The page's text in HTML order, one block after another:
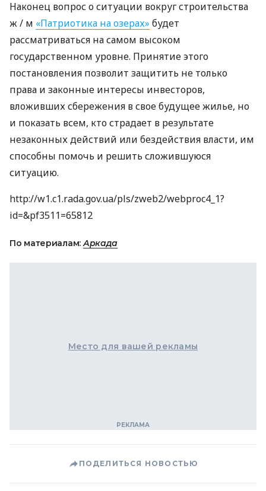
Наконец вопрос о ситуации вокруг строительства
ж / м «Патриотика на озерах» будет
рассматриваться на самом высоком
государственном уровне. Принятие этого
постановления позволит защитить не только
права и законные интересы инвесторов,
вложивших сбережения в свое будущее жилье, но
и показать всем, кто страдает в результате
незаконных действий или бездействия власти, им
способны помочь и решить сложившуюся
ситуацию.
http://w1.c1.rada.gov.ua/pls/zweb2/webproc4_1?
id=&pf3511=65812
По материалам:Аркада
Место для вашей рекламы
ПОДЕЛИТЬСЯ НОВОСТЬЮ